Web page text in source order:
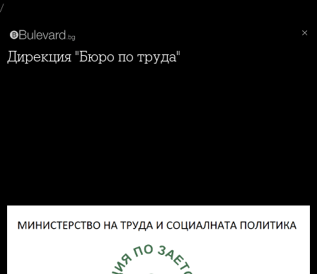
/
Дирекция "Бюро по труда"